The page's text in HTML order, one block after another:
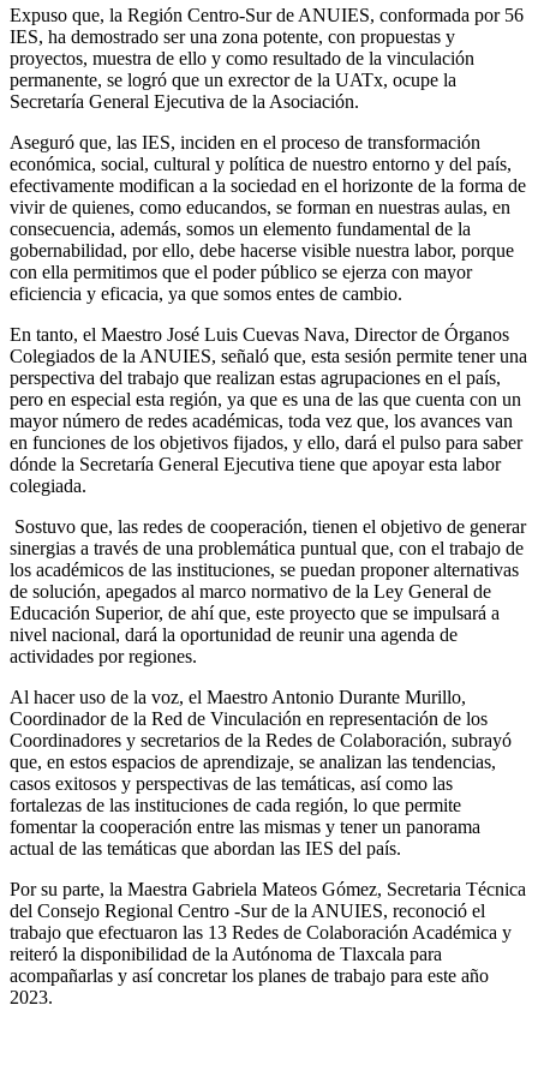
Expuso que, la Región Centro-Sur de ANUIES, conformada por 56
IES, ha demostrado ser una zona potente, con propuestas y
proyectos, muestra de ello y como resultado de la vinculación
permanente, se logró que un exrector de la UATx, ocupe la
Secretaría General Ejecutiva de la Asociación.
Aseguró que, las IES, inciden en el proceso de transformación
económica, social, cultural y política de nuestro entorno y del país,
efectivamente modifican a la sociedad en el horizonte de la forma de
vivir de quienes, como educandos, se forman en nuestras aulas, en
consecuencia, además, somos un elemento fundamental de la
gobernabilidad, por ello, debe hacerse visible nuestra labor, porque
con ella permitimos que el poder público se ejerza con mayor
eficiencia y eficacia, ya que somos entes de cambio.
En tanto, el Maestro José Luis Cuevas Nava, Director de Órganos
Colegiados de la ANUIES, señaló que, esta sesión permite tener una
perspectiva del trabajo que realizan estas agrupaciones en el país,
pero en especial esta región, ya que es una de las que cuenta con un
mayor número de redes académicas, toda vez que, los avances van
en funciones de los objetivos fijados, y ello, dará el pulso para saber
dónde la Secretaría General Ejecutiva tiene que apoyar esta labor
colegiada.
Sostuvo que, las redes de cooperación, tienen el objetivo de generar
sinergias a través de una problemática puntual que, con el trabajo de
los académicos de las instituciones, se puedan proponer alternativas
de solución, apegados al marco normativo de la Ley General de
Educación Superior, de ahí que, este proyecto que se impulsará a
nivel nacional, dará la oportunidad de reunir una agenda de
actividades por regiones.
Al hacer uso de la voz, el Maestro Antonio Durante Murillo,
Coordinador de la Red de Vinculación en representación de los
Coordinadores y secretarios de la Redes de Colaboración, subrayó
que, en estos espacios de aprendizaje, se analizan las tendencias,
casos exitosos y perspectivas de las temáticas, así como las
fortalezas de las instituciones de cada región, lo que permite
fomentar la cooperación entre las mismas y tener un panorama
actual de las temáticas que abordan las IES del país.
Por su parte, la Maestra Gabriela Mateos Gómez, Secretaria Técnica
del Consejo Regional Centro -Sur de la ANUIES, reconoció el
trabajo que efectuaron las 13 Redes de Colaboración Académica y
reiteró la disponibilidad de la Autónoma de Tlaxcala para
acompañarlas y así concretar los planes de trabajo para este año
2023.